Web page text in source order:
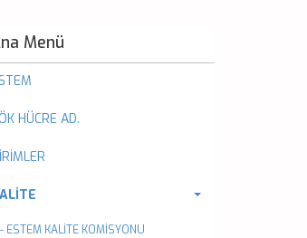
Menü
HÜCRE AD.
- ESTEM KALİTE KOMİSYONU